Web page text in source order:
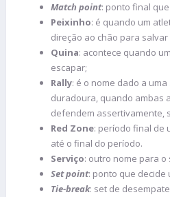
Match point: ponto final
Peixinho: é quando um
direção ao chão para salvar
Quina: acontece quando
escapar;
Rally: é o nome dado a
duradoura, quando ambas
defendem assertivamente,
Red Zone: período final de
até o final do período.
Serviço: outro nome para o
Set point: ponto que decide
Tie-break: set de